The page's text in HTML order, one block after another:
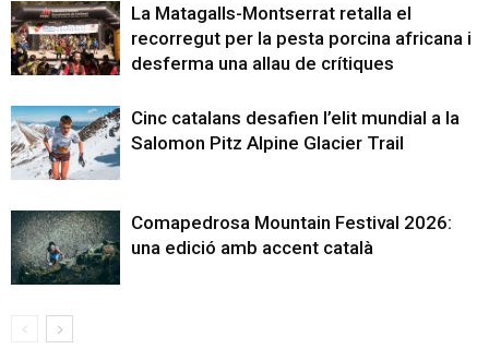
La Matagalls-Montserrat retalla el
recorregut per la pesta porcina africana i
desferma una allau de crítiques
Cinc catalans desafien l’elit mundial a la
Salomon Pitz Alpine Glacier Trail
Comapedrosa Mountain Festival 2026:
una edició amb accent català